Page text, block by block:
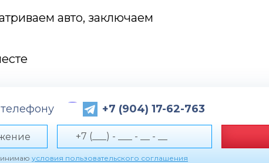
авто, заключаем
+7 (904) 17-62-763
условия пользовательского соглашения